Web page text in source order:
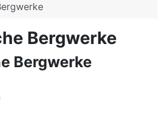
Bergwerke
Bergwerke